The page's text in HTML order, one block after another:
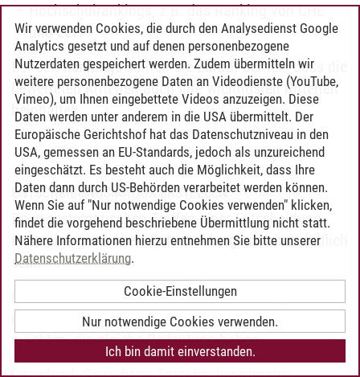
Hochschulrankings, z.B. das Ranking von CHE
und ZEIT
Bei denRankingssollten Sie darauf achten, dass die
bewerteten Kriterien auch Ihre wichtigsten Kriterien
beinhalten.
ENTSCHEIDUNGSMATRIX ERSTELLEN
Beim systematischen Treffen einer Entscheidung
kann eine gewichtete Entscheidungsmatrix behilflich
sein.
Der Einsatz dieses Hilfsmittels ist sinnvoll, wenn
nicht alle Kriterien, welche Sie berücksichtigen
möchten, die gleiche Bedeutung haben.
Wir verwenden Cookies, die durch den Analysedienst Google
Analytics gesetzt und auf denen personenbezogene
Nutzerdaten gespeichert werden. Zudem übermitteln wir
weitere personenbezogene Daten an Videodienste (YouTube,
Vimeo), um Ihnen eingebettete Videos anzuzeigen. Diese
Daten werden unter anderem in die USA übermittelt. Der
Europäische Gerichtshof hat das Datenschutzniveau in den
USA, gemessen an EU-Standards, jedoch als unzureichend
eingeschätzt. Es besteht auch die Möglichkeit, dass Ihre
Daten dann durch US-Behörden verarbeitet werden können.
Wenn Sie auf "Nur notwendige Cookies verwenden" klicken,
findet die vorgehend beschriebene Übermittlung nicht statt.
Nähere Informationen hierzu entnehmen Sie bitte unserer
Datenschutzerklärung.
Cookie-Einstellungen
Nur notwendige Cookies verwenden.
Ich bin damit einverstanden.